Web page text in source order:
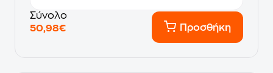
Σύνολο
50,98€
Προσθήκη